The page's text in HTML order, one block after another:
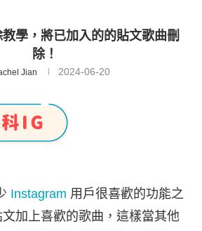
學，將已加入的的貼文歌曲刪
除！
Jian 2024-06-20
Instagram 用戶很喜歡的功能之
加上喜歡的歌曲，這樣當其他